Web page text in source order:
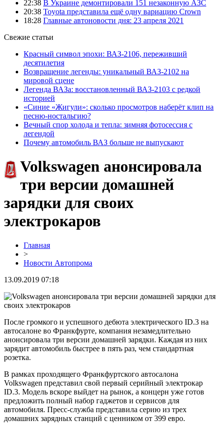
22:38 В Украине демонтировали 151 незаконную АЗС
20:38 Toyota представила ещё одну вариацию Crown
18:28 Главные автоновости дня: 23 апреля 2021
Свежие статьи
Красный символ эпохи: ВАЗ-2106, переживший
десятилетия
Возвращение легенды: уникальный ВАЗ-2102 на
мировой сцене
Легенда ВАЗа: восстановленный ВАЗ-2103 с редкой
историей
«Синие «Жигули»: сколько просмотров наберёт клип на
песню-ностальгию?
Вечный спор холода и тепла: зимняя фотосессия с
легендой
Почему автомобиль ВАЗ больше не выпускают
Volkswagen анонсировала
три версии домашней
зарядки для своих
электрокаров
Главная
>
Новости Автопрома
13.09.2019 07:18
После громкого и успешного дебюта электрического ID.3 на
автосалоне во Франкфурте, компания незамедлительно
анонсировала три версии домашней зарядки. Каждая из них
зарядит автомобиль быстрее в пять раз, чем стандартная
розетка.
В рамках проходящего Франкфуртского автосалона
Volkswagen представил свой первый серийный электрокар
ID.3. Модель вскоре выйдет на рынок, а концерн уже готов
предложить полный набор гаджетов и сервисов для
автомобиля. Пресс-служба представила серию из трех
домашних зарядных станций с ценником от 399 евро.